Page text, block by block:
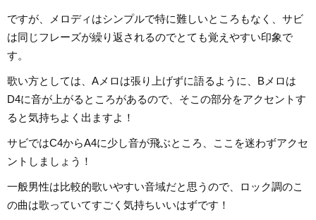
ですが、メロディはシンプルで特に難しいところもなく、サビ
は同じフレーズが繰り返されるのでとても覚えやすい印象で
す。
歌い方としては、Aメロは張り上げずに語るように、Bメロは
D4に音が上がるところがあるので、そこの部分をアクセントす
ると気持ちよく出ますよ！
サビではC4からA4に少し音が飛ぶところ、ここを迷わずアクセ
ントしましょう！
一般男性は比較的歌いやすい音域だと思うので、ロック調のこ
の曲は歌っていてすごく気持ちいいはずです！